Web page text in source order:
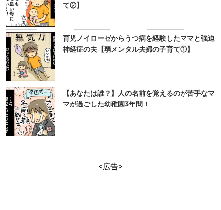
て②】
育児ノイローゼからうつ病を経験したママと強迫
神経症の夫【弱メンタル夫婦の子育て①】
【あなたは誰？】人の名前を覚えるのが苦手なマ
マが過ごした幼稚園3年間！
<広告>